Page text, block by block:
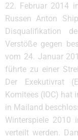
22. Februar 2014
Russen Anton
Disqualifikation
Verstöße gegen
vom 24. Januar
führte zu einer
Der Exekutivrat
Komitees (IOC) hat
in Mailand
Winterspiele 2010
verteilt werden.